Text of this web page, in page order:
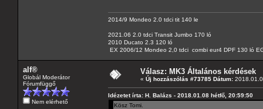
2014/9 Mondeo 2.0 tdci tit 140 le
2021.06 2.0 tdci Transit Jumbo 170 ló
2010 Ducato 2.3 120 ló
EX 2006/12 Mondeo 2,0 tdci combi eur4 DPF 130 ló
alf®
Globál Moderátor
Fórumfüggő
Nem elérhető
Válasz: MK3 Általános kérdések
« Új hozzászólás #73785 Dátum:
Idézetet írta: H. Balázs - 2018.01.08 hétfő, 20:59:50
Kösz Tomi.